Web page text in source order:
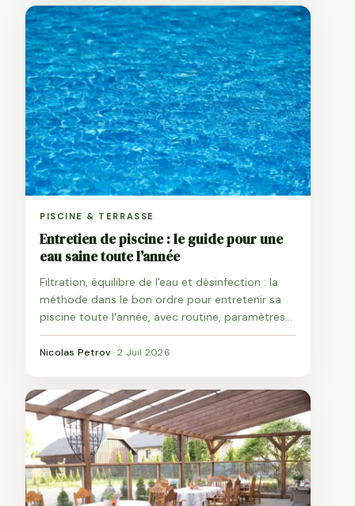
PISCINE & TERRASSE
Entretien de piscine : le guide pour une
eau saine toute l’année
Filtration, équilibre de l'eau et désinfection : la
méthode dans le bon ordre pour entretenir sa
piscine toute l'année, avec routine, paramètres
et conseils par saison.
Nicolas Petrov ·2 Juil 2026